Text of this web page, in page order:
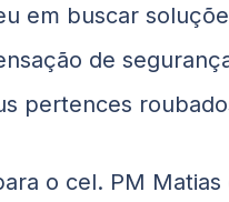
em buscar
de
pertences
o cel. PM